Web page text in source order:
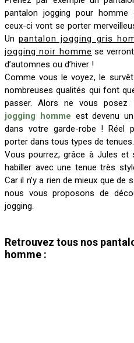
pantalon jogging pour
ceux-ci vont se porter
Un pantalon jogging gris
jogging noir homme se
d’automnes ou d’hiver !
Comme vous le voyez, le
nombreuses qualités qui font
passer. Alors ne vous posez
jogging homme est devenu
dans votre garde-robe ! Réel
porter dans tous types de tenues.
Vous pourrez, grâce à Jules et
habiller avec une tenue très
Car il n’y a rien de mieux que de
nous vous proposons de
jogging.
Retrouvez tous nos
homme :